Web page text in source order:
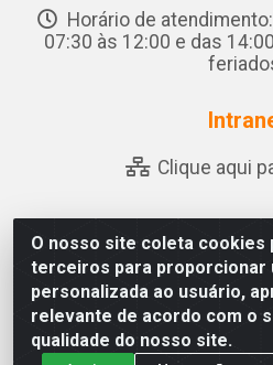
O nosso site coleta cookies
terceiros para proporcionar
personalizada ao usuário,
relevante de acordo com o
qualidade do nosso site.
Horário de
07:30 às 12:00 e das
Clique aqui
Abreu & Silva - Rua Padre Jose
Olho D'Água das Flores/AL -
04.790.656/